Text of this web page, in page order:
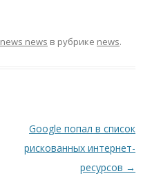
news news в рубрике news.
Google попал в список
рискованных интернет-
ресурсов →